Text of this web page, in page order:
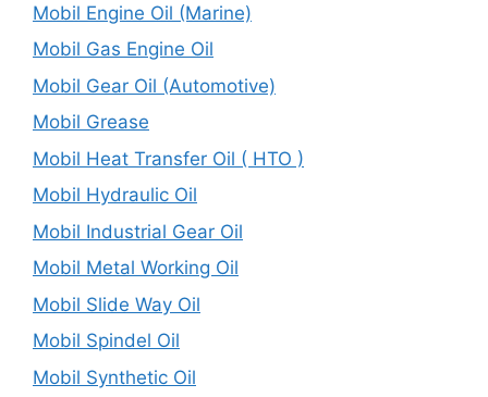
Mobil Engine Oil (Marine)
Mobil Gas Engine Oil
Mobil Gear Oil (Automotive)
Mobil Grease
Mobil Heat Transfer Oil ( HTO )
Mobil Hydraulic Oil
Mobil Industrial Gear Oil
Mobil Metal Working Oil
Mobil Slide Way Oil
Mobil Spindel Oil
Mobil Synthetic Oil